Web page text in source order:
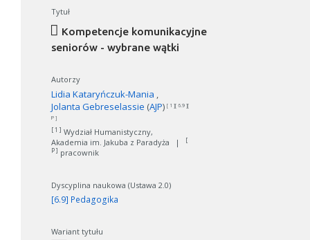
Tytuł
Kompetencje komunikacyjne
seniorów - wybrane wątki
Autorzy
Lidia Kataryńczuk-Mania
Jolanta Gebreselassie (AJP) [ 1 ][ 6.9 ][
P ]
[ 1 ] Wydział Humanistyczny,
Akademia im. Jakuba z Paradyża
|
[
P ] pracownik
Dyscyplina naukowa (Ustawa 2.0)
[6.9] Pedagogika
Wariant tytułu